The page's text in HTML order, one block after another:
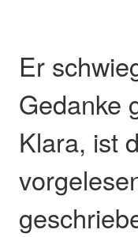
Er
Gedanke
Klara, ist